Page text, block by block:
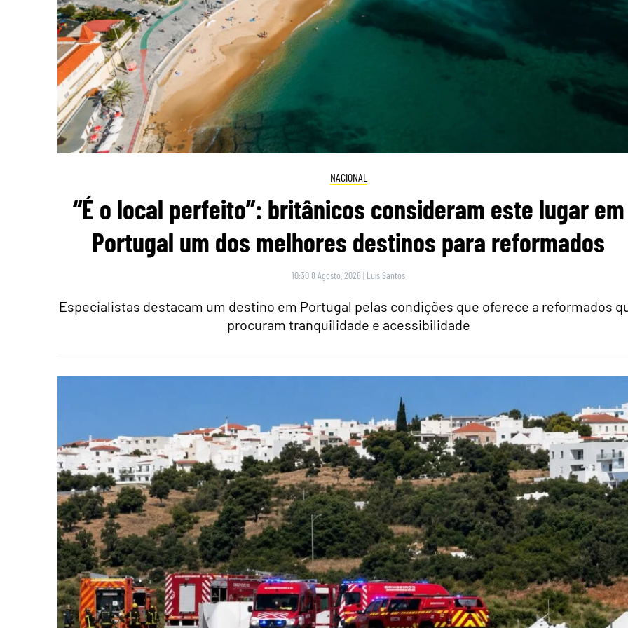
NACIONAL
“É o local perfeito”: britânicos consideram este lugar em
Portugal um dos melhores destinos para reformados
10:30 8 Agosto, 2026 | Luís Santos
Especialistas destacam um destino em Portugal pelas condições que oferece a reformados
procuram tranquilidade e acessibilidade